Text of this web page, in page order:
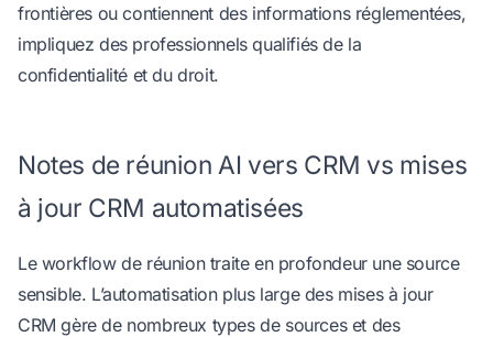
frontières ou contiennent des informations réglementées,
impliquez des professionnels qualifiés de la
confidentialité et du droit.
Notes de réunion AI vers CRM vs mises
à jour CRM automatisées
Le workflow de réunion traite en profondeur une source
sensible. L’automatisation plus large des mises à jour
CRM gère de nombreux types de sources et des